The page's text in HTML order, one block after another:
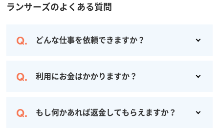
ランサーズのよくある質問
どんな仕事を依頼できますか？
利用にお金はかかりますか？
もし何かあれば返金してもらえますか？